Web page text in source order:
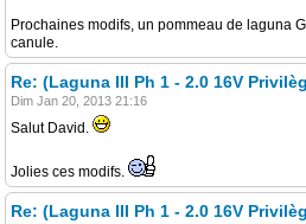
Prochaines modifs, un pommeau de laguna
canule.
Re: (Laguna III Ph 1 - 2.0 16V
Dim Jan 20, 2013 21:16
Salut David.
Jolies ces modifs.
Re: (Laguna III Ph 1 - 2.0 16V